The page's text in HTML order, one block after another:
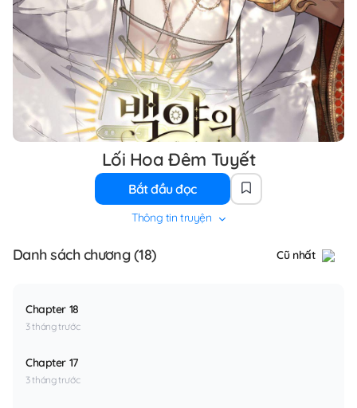
Lối Hoa Đêm Tuyết
Bắt đầu đọc
Thông tin truyện
Danh sách chương (18) Cũ nhất
Chapter 18
3 tháng trước
Chapter 17
3 tháng trước